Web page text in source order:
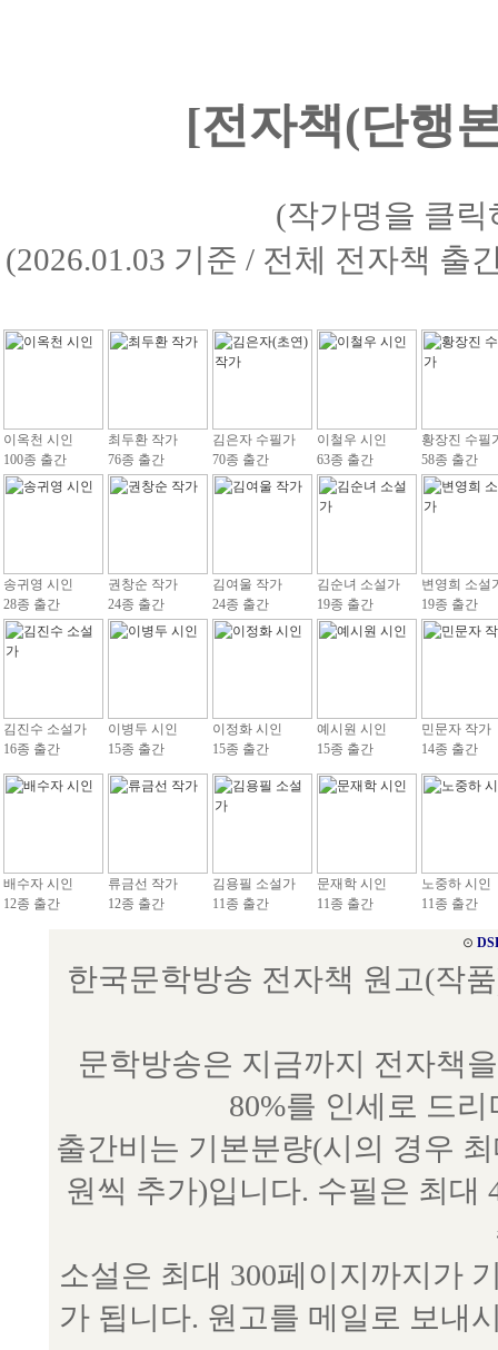
[전자책(단행
(작가명을 클
(2026.01.03 기준 / 전체 전자책 출
이옥천 시인
100종 출간
최두환 작가
76종 출간
김은자 수필가
70종 출간
이철우 시인
63종 출간
황장진 수필
58종 출간
송귀영 시인
28종 출간
권창순 작가
24종 출간
김여울 작가
24종 출간
김순녀 소설가
19종 출간
변영희 소설
19종 출간
김진수 소설가
16종 출간
이병두 시인
15종 출간
이정화 시인
15종 출간
예시원 시인
15종 출간
민문자 작가
14종 출간
배수자 시인
12종 출간
류금선 작가
12종 출간
김용필 소설가
11종 출간
문재학 시인
11종 출간
노중하 시인
11종 출간
⊙
한국문학방송 전자책 원고(작
문학방송은 지금까지 전자책
80%를 인세로 드
출간비는 기본분량(시의 경우
원씩 추가)입니다. 수필은 최대
소설은 최대 300페이지까지가
가 됩니다. 원고를 메일로 보내